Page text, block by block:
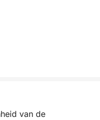
van de